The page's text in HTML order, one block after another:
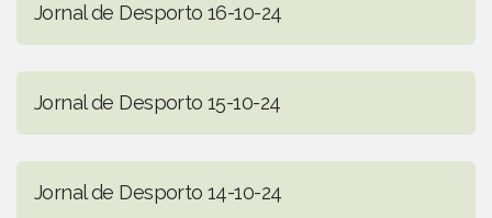
Jornal de Desporto 16-10-24
Jornal de Desporto 15-10-24
Jornal de Desporto 14-10-24